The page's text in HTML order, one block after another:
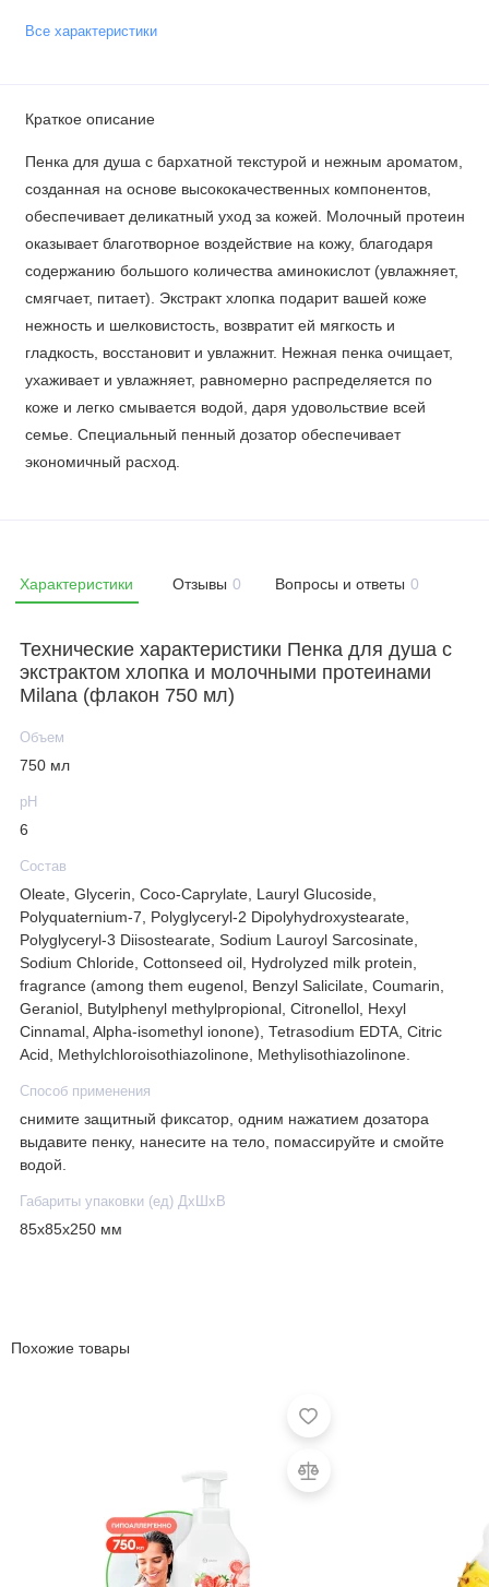
Все характеристики
Краткое описание
Пенка для душа с бархатной текстурой и нежным ароматом,
созданная на основе высококачественных компонентов,
обеспечивает деликатный уход за кожей. Молочный протеин
оказывает благотворное воздействие на кожу, благодаря
содержанию большого количества аминокислот (увлажняет,
смягчает, питает). Экстракт хлопка подарит вашей коже
нежность и шелковистость, возвратит ей мягкость и
гладкость, восстановит и увлажнит. Нежная пенка очищает,
ухаживает и увлажняет, равномерно распределяется по
коже и легко смывается водой, даря удовольствие всей
семье. Специальный пенный дозатор обеспечивает
экономичный расход.
Характеристики Отзывы 0 Вопросы и ответы 0
Технические характеристики Пенка для душа с
экстрактом хлопка и молочными протеинами
Milana (флакон 750 мл)
Объем
750 мл
рН
6
Состав
Oleate, Glycerin, Coco-Caprylate, Lauryl Glucoside,
Polyquaternium-7, Polyglyceryl-2 Dipolyhydroxystearate,
Polyglyceryl-3 Diisostearate, Sodium Lauroyl Sarcosinate,
Sodium Chloride, Cottonseed oil, Hydrolyzed milk protein,
fragrance (among them eugenol, Benzyl Salicilate, Coumarin,
Geraniol, Butylphenyl methylpropional, Citronellol, Hexyl
Cinnamal, Alpha-isomethyl ionone), Tetrasodium EDTA, Citric
Acid, Methylchloroisothiazolinone, Methylisothiazolinone.
Способ применения
снимите защитный фиксатор, одним нажатием дозатора
выдавите пенку, нанесите на тело, помассируйте и смойте
водой.
Габариты упаковки (ед) ДхШхВ
85x85x250 мм
Похожие товары